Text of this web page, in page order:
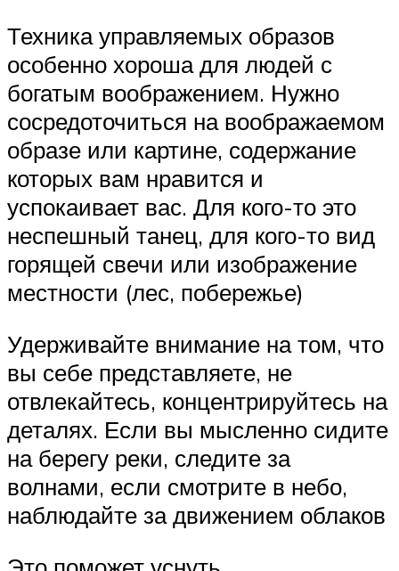
Техника управляемых образов
особенно хороша для людей с
богатым воображением. Нужно
сосредоточиться на воображаемом
образе или картине, содержание
которых вам нравится и
успокаивает вас. Для кого-то это
неспешный танец, для кого-то вид
горящей свечи или изображение
местности (лес, побережье)
Удерживайте внимание на том, что
вы себе представляете, не
отвлекайтесь, концентрируйтесь на
деталях. Если вы мысленно сидите
на берегу реки, следите за
волнами, если смотрите в небо,
наблюдайте за движением облаков